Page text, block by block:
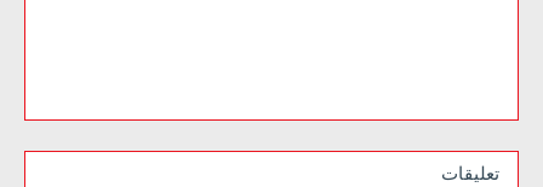
تعليقات